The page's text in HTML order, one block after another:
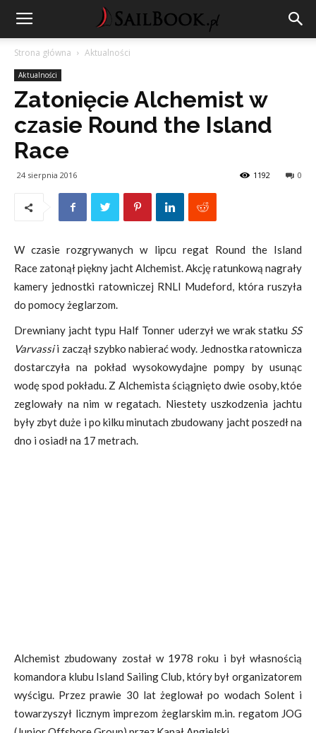
Strona główna Aktualności
Aktualności
Zatonięcie Alchemist w
czasie Round the Island
Race
24 sierpnia 2016 0
1192
W czasie rozgrywanych w lipcu regat Round the Island
Race zatonął piękny jacht Alchemist. Akcję ratunkową nagrały
kamery jednostki ratowniczej RNLI Mudeford, która ruszyła
do pomocy żeglarzom.
Drewniany jacht typu Half Tonner uderzył we wrak statku SS
Varvassii zaczął szybko nabierać wody. Jednostka ratownicza
dostarczyła na pokład wysokowydajne pompy by usunąc
wodę spod pokładu. Z Alchemista ściągnięto dwie osoby, któe
zeglowały na nim w regatach. Niestety uszkodzenia jachtu
były zbyt duże i po kilku minutach zbudowany jacht poszedł na
dno i osiadł na 17 metrach.
Alchemist zbudowany został w 1978 roku i był własnością
komandora klubu Island Sailing Club, który był organizatorem
wyścigu. Przez prawie 30 lat żeglował po wodach Solent i
towarzyszył licznym imprezom żeglarskim m.in. regatom JOG